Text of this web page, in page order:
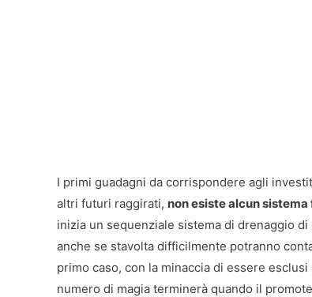
I primi guadagni da corrispondere agli
altri futuri raggirati, non esiste alcun
inizia un sequenziale sistema di drenaggio
anche se stavolta difficilmente potranno
primo caso, con la minaccia di essere
numero di magia terminerà quando il